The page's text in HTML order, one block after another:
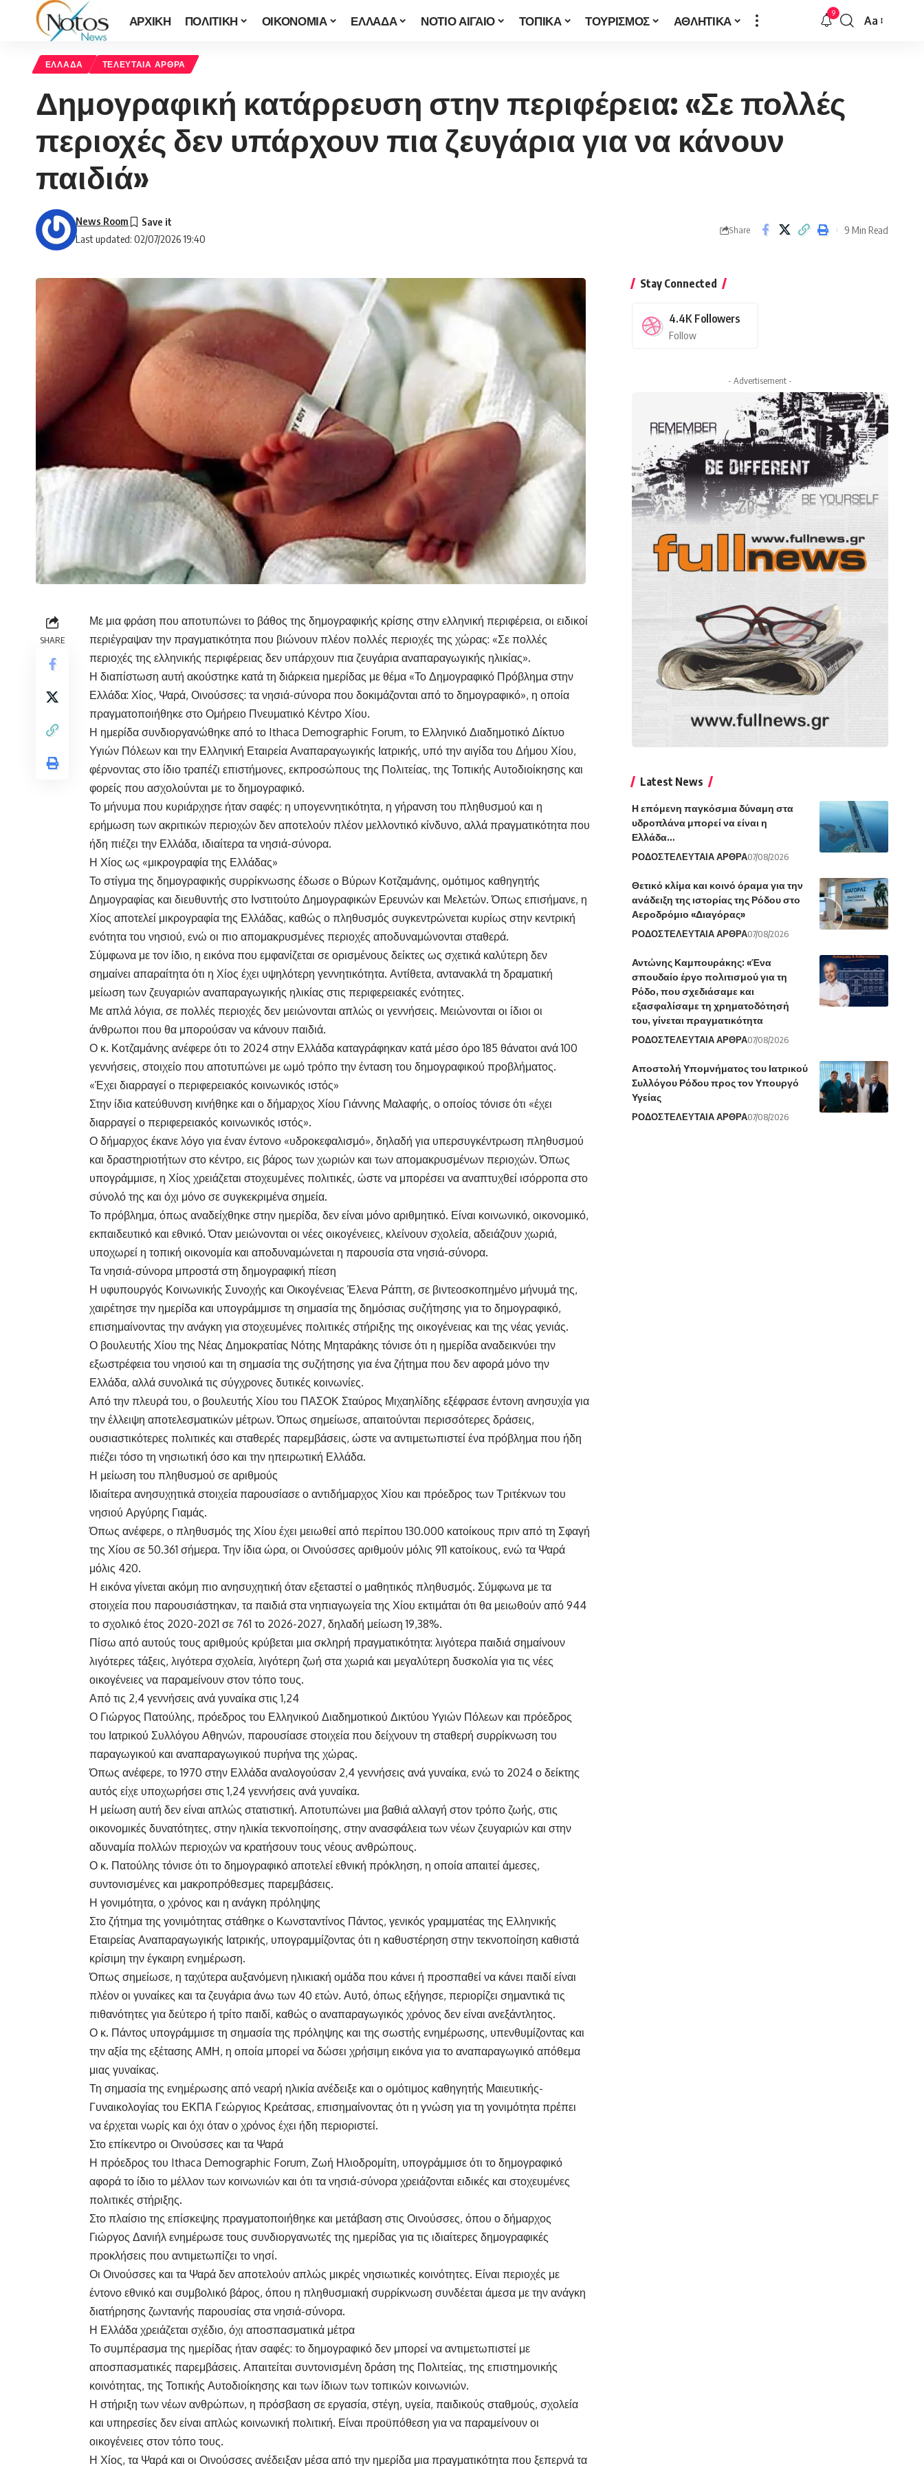
ΑΡΧΙΚΗ ΠΟΛΙΤΙΚΗ ΟΙΚΟΝΟΜΙΑ ΕΛΛΑΔΑ ΝΟΤΙΟ ΑΙΓΑΙΟ ΤΟΠΙΚΑ ΤΟΥΡΙΣΜΟΣ ΑΘΛΗΤΙΚΑ 9
Font
Aa
ΕΛΛΑΔΑ ΤΕΛΕΥΤΑΙΑ ΑΡΘΡΑ
Δημογραφική κατάρρευση στην περιφέρεια: «Σε πολλές
περιοχές δεν υπάρχουν πια ζευγάρια για να κάνουν
παιδιά»
Last updated: 02/07/2026 19:40
News Room
Share 9 Min Read
SHARE
Με μια φράση που αποτυπώνει το βάθος της δημογραφικής κρίσης στην ελληνική περιφέρεια, οι ειδικοί
περιέγραψαν την πραγματικότητα που βιώνουν πλέον πολλές περιοχές της χώρας: «Σε πολλές
περιοχές της ελληνικής περιφέρειας δεν υπάρχουν πια ζευγάρια αναπαραγωγικής ηλικίας».
Η διαπίστωση αυτή ακούστηκε κατά τη διάρκεια ημερίδας με θέμα «Το Δημογραφικό Πρόβλημα στην
Ελλάδα: Χίος, Ψαρά, Οινούσσες: τα νησιά-σύνορα που δοκιμάζονται από το δημογραφικό», η οποία
πραγματοποιήθηκε στο Ομήρειο Πνευματικό Κέντρο Χίου.
Η ημερίδα συνδιοργανώθηκε από το Ithaca Demographic Forum, το Ελληνικό Διαδημοτικό Δίκτυο
Υγιών Πόλεων και την Ελληνική Εταιρεία Αναπαραγωγικής Ιατρικής, υπό την αιγίδα του Δήμου Χίου,
φέρνοντας στο ίδιο τραπέζι επιστήμονες, εκπροσώπους της Πολιτείας, της Τοπικής Αυτοδιοίκησης και
φορείς που ασχολούνται με το δημογραφικό.
Το μήνυμα που κυριάρχησε ήταν σαφές: η υπογεννητικότητα, η γήρανση του πληθυσμού και η
ερήμωση των ακριτικών περιοχών δεν αποτελούν πλέον μελλοντικό κίνδυνο, αλλά πραγματικότητα που
ήδη πιέζει την Ελλάδα, ιδιαίτερα τα νησιά-σύνορα.
Η Χίος ως «μικρογραφία της Ελλάδας»
Το στίγμα της δημογραφικής συρρίκνωσης έδωσε ο Βύρων Κοτζαμάνης, ομότιμος καθηγητής
Δημογραφίας και διευθυντής στο Ινστιτούτο Δημογραφικών Ερευνών και Μελετών. Όπως επισήμανε, η
Χίος αποτελεί μικρογραφία της Ελλάδας, καθώς ο πληθυσμός συγκεντρώνεται κυρίως στην κεντρική
ενότητα του νησιού, ενώ οι πιο απομακρυσμένες περιοχές αποδυναμώνονται σταθερά.
Σύμφωνα με τον ίδιο, η εικόνα που εμφανίζεται σε ορισμένους δείκτες ως σχετικά καλύτερη δεν
σημαίνει απαραίτητα ότι η Χίος έχει υψηλότερη γεννητικότητα. Αντίθετα, αντανακλά τη δραματική
μείωση των ζευγαριών αναπαραγωγικής ηλικίας στις περιφερειακές ενότητες.
Με απλά λόγια, σε πολλές περιοχές δεν μειώνονται απλώς οι γεννήσεις. Μειώνονται οι ίδιοι οι
άνθρωποι που θα μπορούσαν να κάνουν παιδιά.
Ο κ. Κοτζαμάνης ανέφερε ότι το 2024 στην Ελλάδα καταγράφηκαν κατά μέσο όρο 185 θάνατοι ανά 100
γεννήσεις, στοιχείο που αποτυπώνει με ωμό τρόπο την ένταση του δημογραφικού προβλήματος.
«Έχει διαρραγεί ο περιφερειακός κοινωνικός ιστός»
Στην ίδια κατεύθυνση κινήθηκε και ο δήμαρχος Χίου Γιάννης Μαλαφής, ο οποίος τόνισε ότι «έχει
διαρραγεί ο περιφερειακός κοινωνικός ιστός».
Ο δήμαρχος έκανε λόγο για έναν έντονο «υδροκεφαλισμό», δηλαδή για υπερσυγκέντρωση πληθυσμού
και δραστηριοτήτων στο κέντρο, εις βάρος των χωριών και των απομακρυσμένων περιοχών. Όπως
υπογράμμισε, η Χίος χρειάζεται στοχευμένες πολιτικές, ώστε να μπορέσει να αναπτυχθεί ισόρροπα στο
σύνολό της και όχι μόνο σε συγκεκριμένα σημεία.
Το πρόβλημα, όπως αναδείχθηκε στην ημερίδα, δεν είναι μόνο αριθμητικό. Είναι κοινωνικό, οικονομικό,
εκπαιδευτικό και εθνικό. Όταν μειώνονται οι νέες οικογένειες, κλείνουν σχολεία, αδειάζουν χωριά,
υποχωρεί η τοπική οικονομία και αποδυναμώνεται η παρουσία στα νησιά-σύνορα.
Τα νησιά-σύνορα μπροστά στη δημογραφική πίεση
Η υφυπουργός Κοινωνικής Συνοχής και Οικογένειας Έλενα Ράπτη, σε βιντεοσκοπημένο μήνυμά της,
χαιρέτησε την ημερίδα και υπογράμμισε τη σημασία της δημόσιας συζήτησης για το δημογραφικό,
επισημαίνοντας την ανάγκη για στοχευμένες πολιτικές στήριξης της οικογένειας και της νέας γενιάς.
Ο βουλευτής Χίου της Νέας Δημοκρατίας Νότης Μηταράκης τόνισε ότι η ημερίδα αναδεικνύει την
εξωστρέφεια του νησιού και τη σημασία της συζήτησης για ένα ζήτημα που δεν αφορά μόνο την
Ελλάδα, αλλά συνολικά τις σύγχρονες δυτικές κοινωνίες.
Από την πλευρά του, ο βουλευτής Χίου του ΠΑΣΟΚ Σταύρος Μιχαηλίδης εξέφρασε έντονη ανησυχία για
την έλλειψη αποτελεσματικών μέτρων. Όπως σημείωσε, απαιτούνται περισσότερες δράσεις,
ουσιαστικότερες πολιτικές και σταθερές παρεμβάσεις, ώστε να αντιμετωπιστεί ένα πρόβλημα που ήδη
πιέζει τόσο τη νησιωτική όσο και την ηπειρωτική Ελλάδα.
Η μείωση του πληθυσμού σε αριθμούς
Ιδιαίτερα ανησυχητικά στοιχεία παρουσίασε ο αντιδήμαρχος Χίου και πρόεδρος των Τριτέκνων του
νησιού Αργύρης Γιαμάς.
Όπως ανέφερε, ο πληθυσμός της Χίου έχει μειωθεί από περίπου 130.000 κατοίκους πριν από τη Σφαγή
της Χίου σε 50.361 σήμερα. Την ίδια ώρα, οι Οινούσσες αριθμούν μόλις 911 κατοίκους, ενώ τα Ψαρά
μόλις 420.
Η εικόνα γίνεται ακόμη πιο ανησυχητική όταν εξεταστεί ο μαθητικός πληθυσμός. Σύμφωνα με τα
στοιχεία που παρουσιάστηκαν, τα παιδιά στα νηπιαγωγεία της Χίου εκτιμάται ότι θα μειωθούν από 944
το σχολικό έτος 2020-2021 σε 761 το 2026-2027, δηλαδή μείωση 19,38%.
Πίσω από αυτούς τους αριθμούς κρύβεται μια σκληρή πραγματικότητα: λιγότερα παιδιά σημαίνουν
λιγότερες τάξεις, λιγότερα σχολεία, λιγότερη ζωή στα χωριά και μεγαλύτερη δυσκολία για τις νέες
οικογένειες να παραμείνουν στον τόπο τους.
Από τις 2,4 γεννήσεις ανά γυναίκα στις 1,24
Ο Γιώργος Πατούλης, πρόεδρος του Ελληνικού Διαδημοτικού Δικτύου Υγιών Πόλεων και πρόεδρος
του Ιατρικού Συλλόγου Αθηνών, παρουσίασε στοιχεία που δείχνουν τη σταθερή συρρίκνωση του
παραγωγικού και αναπαραγωγικού πυρήνα της χώρας.
Όπως ανέφερε, το 1970 στην Ελλάδα αναλογούσαν 2,4 γεννήσεις ανά γυναίκα, ενώ το 2024 ο δείκτης
αυτός είχε υποχωρήσει στις 1,24 γεννήσεις ανά γυναίκα.
Η μείωση αυτή δεν είναι απλώς στατιστική. Αποτυπώνει μια βαθιά αλλαγή στον τρόπο ζωής, στις
οικονομικές δυνατότητες, στην ηλικία τεκνοποίησης, στην ανασφάλεια των νέων ζευγαριών και στην
αδυναμία πολλών περιοχών να κρατήσουν τους νέους ανθρώπους.
Ο κ. Πατούλης τόνισε ότι το δημογραφικό αποτελεί εθνική πρόκληση, η οποία απαιτεί άμεσες,
συντονισμένες και μακροπρόθεσμες παρεμβάσεις.
Η γονιμότητα, ο χρόνος και η ανάγκη πρόληψης
Στο ζήτημα της γονιμότητας στάθηκε ο Κωνσταντίνος Πάντος, γενικός γραμματέας της Ελληνικής
Εταιρείας Αναπαραγωγικής Ιατρικής, υπογραμμίζοντας ότι η καθυστέρηση στην τεκνοποίηση καθιστά
κρίσιμη την έγκαιρη ενημέρωση.
Όπως σημείωσε, η ταχύτερα αυξανόμενη ηλικιακή ομάδα που κάνει ή προσπαθεί να κάνει παιδί είναι
πλέον οι γυναίκες και τα ζευγάρια άνω των 40 ετών. Αυτό, όπως εξήγησε, περιορίζει σημαντικά τις
πιθανότητες για δεύτερο ή τρίτο παιδί, καθώς ο αναπαραγωγικός χρόνος δεν είναι ανεξάντλητος.
Ο κ. Πάντος υπογράμμισε τη σημασία της πρόληψης και της σωστής ενημέρωσης, υπενθυμίζοντας και
την αξία της εξέτασης ΑΜΗ, η οποία μπορεί να δώσει χρήσιμη εικόνα για το αναπαραγωγικό απόθεμα
μιας γυναίκας.
Τη σημασία της ενημέρωσης από νεαρή ηλικία ανέδειξε και ο ομότιμος καθηγητής Μαιευτικής-
Γυναικολογίας του ΕΚΠΑ Γεώργιος Κρεάτσας, επισημαίνοντας ότι η γνώση για τη γονιμότητα πρέπει
να έρχεται νωρίς και όχι όταν ο χρόνος έχει ήδη περιοριστεί.
Στο επίκεντρο οι Οινούσσες και τα Ψαρά
Η πρόεδρος του Ithaca Demographic Forum, Ζωή Ηλιοδρομίτη, υπογράμμισε ότι το δημογραφικό
αφορά το ίδιο το μέλλον των κοινωνιών και ότι τα νησιά-σύνορα χρειάζονται ειδικές και στοχευμένες
πολιτικές στήριξης.
Στο πλαίσιο της επίσκεψης πραγματοποιήθηκε και μετάβαση στις Οινούσσες, όπου ο δήμαρχος
Γιώργος Δανιήλ ενημέρωσε τους συνδιοργανωτές της ημερίδας για τις ιδιαίτερες δημογραφικές
προκλήσεις που αντιμετωπίζει το νησί.
Οι Οινούσσες και τα Ψαρά δεν αποτελούν απλώς μικρές νησιωτικές κοινότητες. Είναι περιοχές με
έντονο εθνικό και συμβολικό βάρος, όπου η πληθυσμιακή συρρίκνωση συνδέεται άμεσα με την ανάγκη
διατήρησης ζωντανής παρουσίας στα νησιά-σύνορα.
Η Ελλάδα χρειάζεται σχέδιο, όχι αποσπασματικά μέτρα
Το συμπέρασμα της ημερίδας ήταν σαφές: το δημογραφικό δεν μπορεί να αντιμετωπιστεί με
αποσπασματικές παρεμβάσεις. Απαιτείται συντονισμένη δράση της Πολιτείας, της επιστημονικής
κοινότητας, της Τοπικής Αυτοδιοίκησης και των ίδιων των τοπικών κοινωνιών.
Η στήριξη των νέων ανθρώπων, η πρόσβαση σε εργασία, στέγη, υγεία, παιδικούς σταθμούς, σχολεία
και υπηρεσίες δεν είναι απλώς κοινωνική πολιτική. Είναι προϋπόθεση για να παραμείνουν οι
οικογένειες στον τόπο τους.
Η Χίος, τα Ψαρά και οι Οινούσσες ανέδειξαν μέσα από την ημερίδα μια πραγματικότητα που ξεπερνά τα
Stay Connected
4.4K Followers
Follow
- Advertisement -
Latest News
Η επόμενη παγκόσμια δύναμη στα
υδροπλάνα μπορεί να είναι η
Ελλάδα…
ΡΟΔΟΣΤΕΛΕΥΤΑΙΑ ΑΡΘΡΑ07/08/2026
Θετικό κλίμα και κοινό όραμα για την
ανάδειξη της ιστορίας της Ρόδου στο
Αεροδρόμιο «Διαγόρας»
ΡΟΔΟΣΤΕΛΕΥΤΑΙΑ ΑΡΘΡΑ07/08/2026
Αντώνης Καμπουράκης: «Ένα
σπουδαίο έργο πολιτισμού για τη
Ρόδο, που σχεδιάσαμε και
εξασφαλίσαμε τη χρηματοδότησή
του, γίνεται πραγματικότητα
ΡΟΔΟΣΤΕΛΕΥΤΑΙΑ ΑΡΘΡΑ07/08/2026
Αποστολή Υπομνήματος του Ιατρικού
Συλλόγου Ρόδου προς τον Υπουργό
Υγείας
ΡΟΔΟΣΤΕΛΕΥΤΑΙΑ ΑΡΘΡΑ07/08/2026